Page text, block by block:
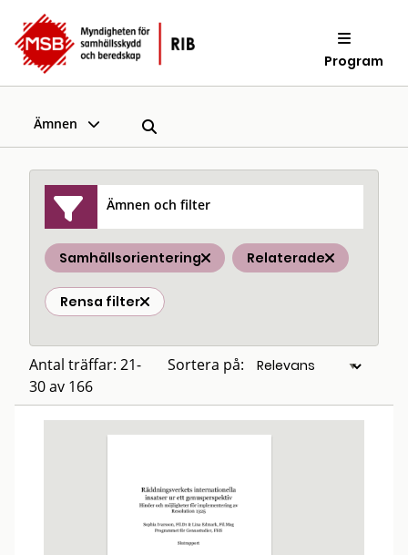
Program
Ämnen
Ämnen och filter
Samhällsorientering Relaterade
Rensa filter
Antal träffar: 21-
30 av 166
Sortera på: